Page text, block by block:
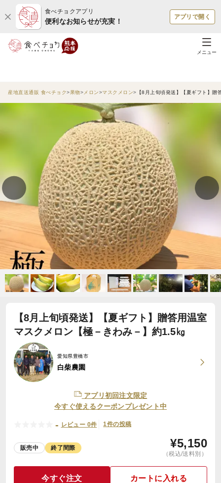
食べチョクアプリ
便利なお知らせが充実！
アプリで開く
メニュー
産地直送通販 食べチョク 果物 メロン マスクメロン 【8月上旬頃発送】【夏ギフト】
【8月上旬頃発送】【夏ギフト】贈答用温室
マスクメロン【極－きわみ－】約1.5㎏
愛知県豊橋市
白柴農園
アプリ初回注文限定
今すぐ使えるクーポンプレゼント中
- レビュー 0件 1件の投稿
販売中 終了間際 ¥5,150
（税込/送料別）
今すぐ注文 カートに入れる